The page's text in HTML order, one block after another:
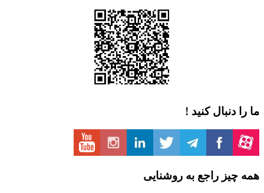
کنید !
راجع به روشنایی